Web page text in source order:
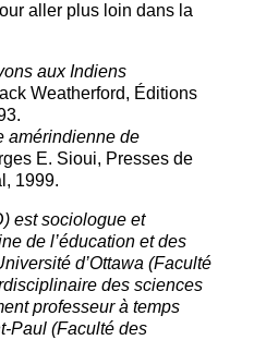
aller plus loin dans la
aux Indiens
Weatherford, Éditions
amérindienne de
E. Sioui, Presses de
1999.
est sociologue et
de l’éducation et des
d’Ottawa (Faculté
des sciences
professeur à temps
Paul (Faculté des